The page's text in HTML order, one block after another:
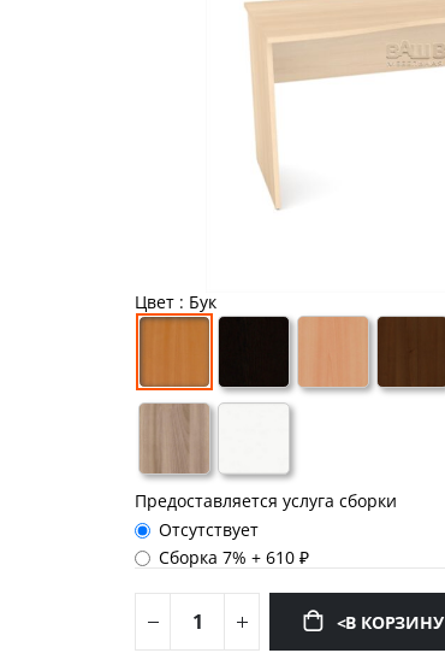
Цвет : Бук
Предоставляется услуга сборки
Отсутствует
Сборка 7%+610 ₽
<В КОРЗИНУ